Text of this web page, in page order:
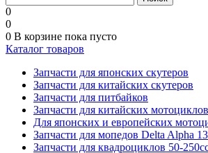
0
0
0 В корзине пока пусто
Каталог товаров
Запчасти для японских скутеров
Запчасти для китайских скутеров
Запчасти для питбайков
Запчасти для китайских мотоциклов
Для японских и европейских
Запчасти для мопедов Delta Alpha
Запчасти для квадроциклов 50-